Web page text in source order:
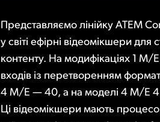
Представляємо лінійку ATEM
у світі ефірні відеомікшери для
контенту. На модифікаціях 1 M/
входів із перетворенням
4 M/E — 40, а на моделі 4 M/E
Ці відеомікшери мають
та режим SuperSource.
вбудованого аудіоблока Fairlight
виконувати шестисмугову
компресію та розширення. У
входить безкоштовна утиліта ATEM
професійної роботи